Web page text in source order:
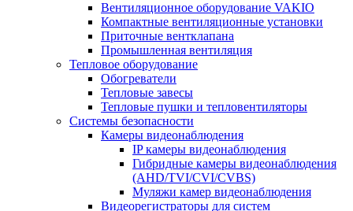
Вентиляционное оборудование VAKIO
Компактные вентиляционные установки
Приточные вентклапана
Промышленная вентиляция
Тепловое оборудование
Обогреватели
Тепловые завесы
Тепловые пушки и тепловентиляторы
Системы безопасности
Камеры видеонаблюдения
IP камеры видеонаблюдения
Гибридные камеры видеонаблюдения
(AHD/TVI/CVI/CVBS)
Муляжи камер видеонаблюдения
Видеорегистраторы для систем